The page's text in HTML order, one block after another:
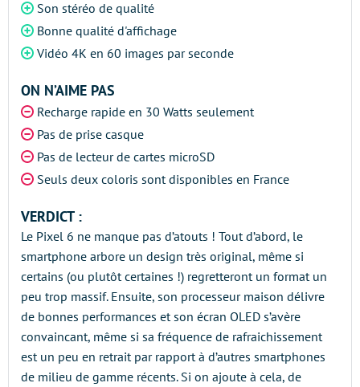
Son stéréo de qualité
Bonne qualité d'affichage
Vidéo 4K en 60 images par seconde
ON N’AIME PAS
Recharge rapide en 30 Watts seulement
Pas de prise casque
Pas de lecteur de cartes microSD
Seuls deux coloris sont disponibles en France
VERDICT :
Le Pixel 6 ne manque pas d’atouts ! Tout d’abord, le
smartphone arbore un design très original, même si
certains (ou plutôt certaines !) regretteront un format un
peu trop massif. Ensuite, son processeur maison délivre
de bonnes performances et son écran OLED s’avère
convaincant, même si sa fréquence de rafraichissement
est un peu en retrait par rapport à d’autres smartphones
de milieu de gamme récents. Si on ajoute à cela, de